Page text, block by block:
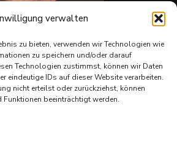
verwalten
zu bieten, verwenden wir Technologien wie
zu speichern und/oder darauf
Technologien zustimmst, können wir Daten
eindeutige IDs auf dieser Website verarbeiten.
nicht erteilst oder zurückziehst, können
beeinträchtigt werden.
Reiter